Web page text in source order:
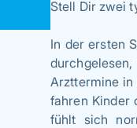
Stell Dir zwei
In der ersten
Arzttermine in
fahren Kinder
fühlt sich